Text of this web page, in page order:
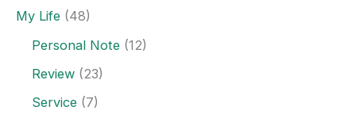
My Life (48)
Personal Note (12)
Review (23)
Service (7)